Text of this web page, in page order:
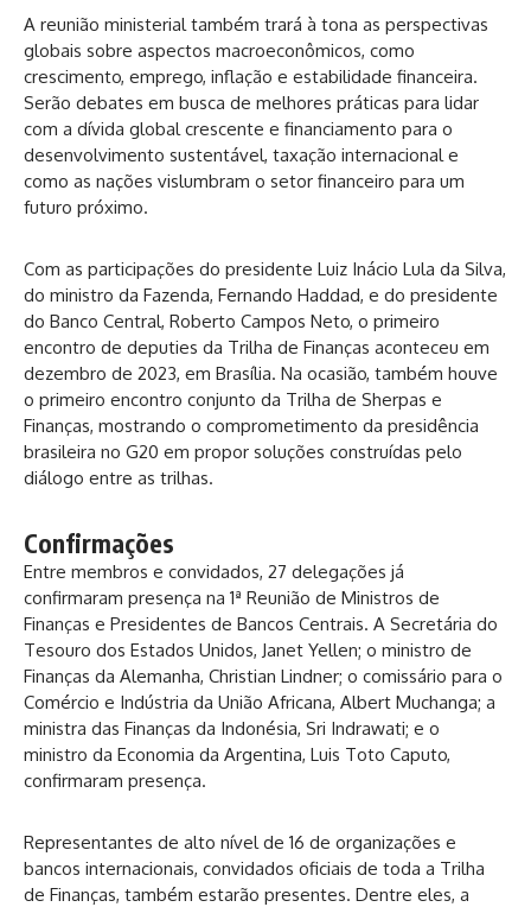
A reunião ministerial também trará à tona as perspectivas
globais sobre aspectos macroeconômicos, como
crescimento, emprego, inflação e estabilidade financeira.
Serão debates em busca de melhores práticas para lidar
com a dívida global crescente e financiamento para o
desenvolvimento sustentável, taxação internacional e
como as nações vislumbram o setor financeiro para um
futuro próximo.
Com as participações do presidente Luiz Inácio Lula da Silva,
do ministro da Fazenda, Fernando Haddad, e do presidente
do Banco Central, Roberto Campos Neto, o primeiro
encontro de deputies da Trilha de Finanças aconteceu em
dezembro de 2023, em Brasília. Na ocasião, também houve
o primeiro encontro conjunto da Trilha de Sherpas e
Finanças, mostrando o comprometimento da presidência
brasileira no G20 em propor soluções construídas pelo
diálogo entre as trilhas.
Confirmações
Entre membros e convidados, 27 delegações já
confirmaram presença na 1ª Reunião de Ministros de
Finanças e Presidentes de Bancos Centrais. A Secretária do
Tesouro dos Estados Unidos, Janet Yellen; o ministro de
Finanças da Alemanha, Christian Lindner; o comissário para o
Comércio e Indústria da União Africana, Albert Muchanga; a
ministra das Finanças da Indonésia, Sri Indrawati; e o
ministro da Economia da Argentina, Luis Toto Caputo,
confirmaram presença.
Representantes de alto nível de 16 de organizações e
bancos internacionais, convidados oficiais de toda a Trilha
de Finanças, também estarão presentes. Dentre eles, a